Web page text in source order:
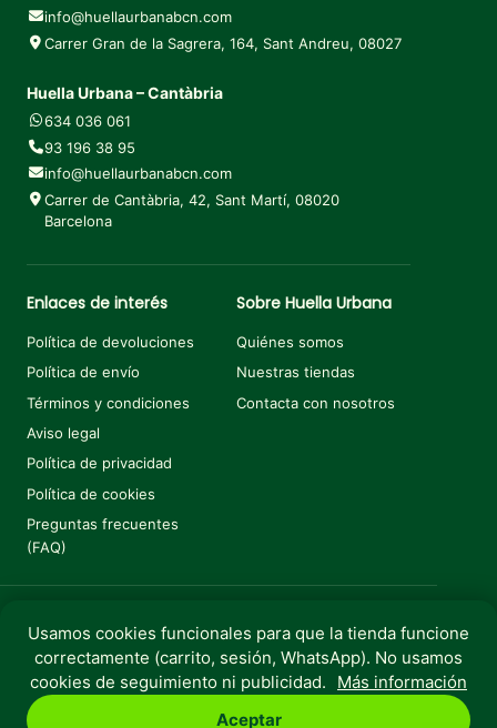
info@huellaurbanabcn.com
Carrer Gran de la Sagrera, 164, Sant Andreu, 08027
Huella Urbana – Cantàbria
634 036 061
93 196 38 95
info@huellaurbanabcn.com
Carrer de Cantàbria, 42, Sant Martí, 08020
Barcelona
Enlaces de interés
Política de devoluciones
Política de envío
Términos y condiciones
Aviso legal
Política de privacidad
Política de cookies
Preguntas frecuentes
(FAQ)
Sobre Huella Urbana
Quiénes somos
Nuestras tiendas
Contacta con nosotros
Copyright © 2025 Huella Urbana. Todos los derechos
reservados.
Perro PecesRebajas
Usamos cookies funcionales para que la tienda funcione
correctamente (carrito, sesión, WhatsApp). No usamos
cookies de seguimiento ni publicidad.
Más información
Aceptar
€62,40 Añadir al carrito